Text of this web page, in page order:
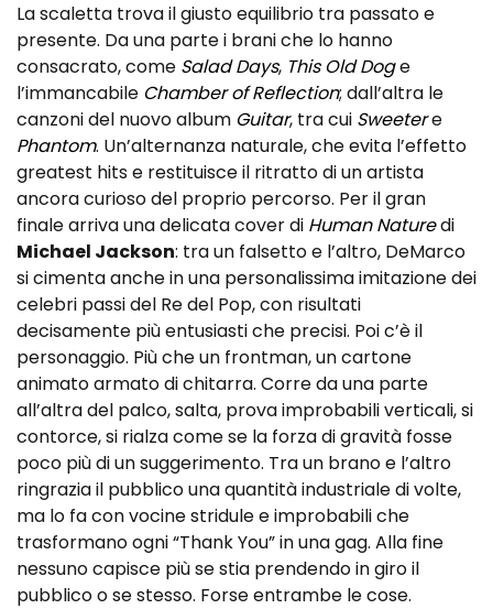
La scaletta trova il giusto equilibrio tra passato e
presente. Da una parte i brani che lo hanno
consacrato, come Salad Days, This Old Doge
l’immancabile Chamber of Reflection; dall’altra le
canzoni del nuovo album Guitar, tra cui Sweetere
Phantom. Un’alternanza naturale, che evita l’effetto
greatest hits e restituisce il ritratto di un artista
ancora curioso del proprio percorso. Per il gran
finale arriva una delicata cover di Human Naturedi
Michael Jackson: tra un falsetto e l’altro, DeMarco
si cimenta anche in una personalissima imitazione dei
celebri passi del Re del Pop, con risultati
decisamente più entusiasti che precisi. Poi c’è il
personaggio. Più che un frontman, un cartone
animato armato di chitarra. Corre da una parte
all’altra del palco, salta, prova improbabili verticali, si
contorce, si rialza come se la forza di gravità fosse
poco più di un suggerimento. Tra un brano e l’altro
ringrazia il pubblico una quantità industriale di volte,
ma lo fa con vocine stridule e improbabili che
trasformano ogni “Thank You” in una gag. Alla fine
nessuno capisce più se stia prendendo in giro il
pubblico o se stesso. Forse entrambe le cose.